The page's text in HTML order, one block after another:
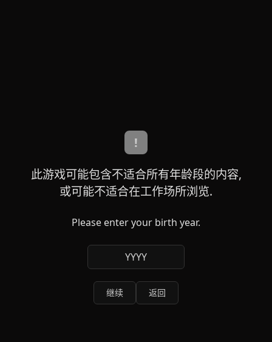
!
此游戏可能包含不适合所有年龄段的内容,
或可能不适合在工作场所浏览.
Please enter your birth year.
YYYY
继续 返回